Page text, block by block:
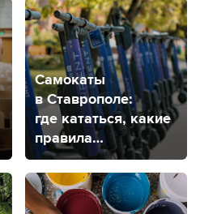
Самокаты
в Ставрополе:
где кататься, какие
правила
и где купить?